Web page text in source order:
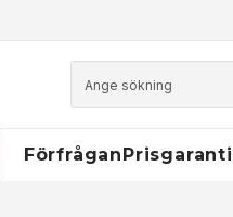
att läsa mer
FörfråganPrisgaranti